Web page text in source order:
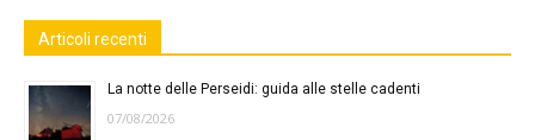
Articoli recenti
La notte delle Perseidi: guida alle stelle cadenti
07/08/2026